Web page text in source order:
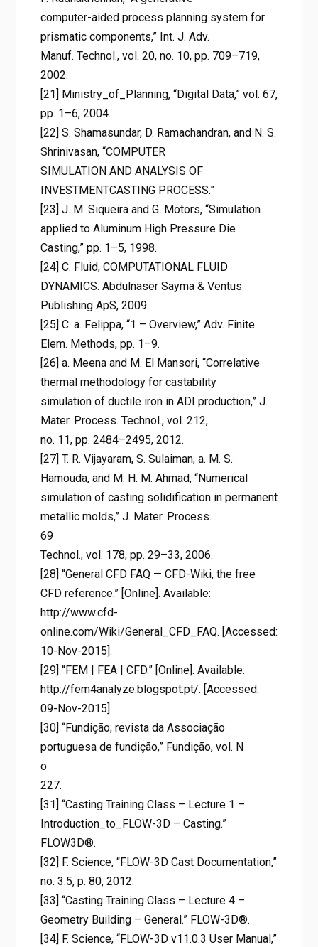
computer-aided process planning system for
prismatic components,” Int. J. Adv.
Manuf. Technol., vol. 20, no. 10, pp. 709–719,
2002.
[21] Ministry_of_Planning, “Digital Data,” vol. 67,
pp. 1–6, 2004.
[22] S. Shamasundar, D. Ramachandran, and N. S.
Shrinivasan, “COMPUTER
SIMULATION AND ANALYSIS OF
INVESTMENTCASTING PROCESS.”
[23] J. M. Siqueira and G. Motors, “Simulation
applied to Aluminum High Pressure Die
Casting,” pp. 1–5, 1998.
[24] C. Fluid, COMPUTATIONAL FLUID
DYNAMICS. Abdulnaser Sayma & Ventus
Publishing ApS, 2009.
[25] C. a. Felippa, “1 – Overview,” Adv. Finite
Elem. Methods, pp. 1–9.
[26] a. Meena and M. El Mansori, “Correlative
thermal methodology for castability
simulation of ductile iron in ADI production,” J.
Mater. Process. Technol., vol. 212,
no. 11, pp. 2484–2495, 2012.
[27] T. R. Vijayaram, S. Sulaiman, a. M. S.
Hamouda, and M. H. M. Ahmad, “Numerical
simulation of casting solidification in permanent
metallic molds,” J. Mater. Process.
69
Technol., vol. 178, pp. 29–33, 2006.
[28] “General CFD FAQ — CFD-Wiki, the free
CFD reference.” [Online]. Available:
http://www.cfd-
online.com/Wiki/General_CFD_FAQ. [Accessed:
10-Nov-2015].
[29] “FEM | FEA | CFD.” [Online]. Available:
http://fem4analyze.blogspot.pt/. [Accessed:
09-Nov-2015].
[30] “Fundição; revista da Associação
portuguesa de fundição,” Fundição, vol. N
o
227.
[31] “Casting Training Class – Lecture 1 –
Introduction_to_FLOW-3D – Casting.”
FLOW3D®.
[32] F. Science, “FLOW-3D Cast Documentation,”
no. 3.5, p. 80, 2012.
[33] “Casting Training Class – Lecture 4 –
Geometry Building – General.” FLOW-3D®.
[34] F. Science, “FLOW-3D v11.0.3 User Manual,”